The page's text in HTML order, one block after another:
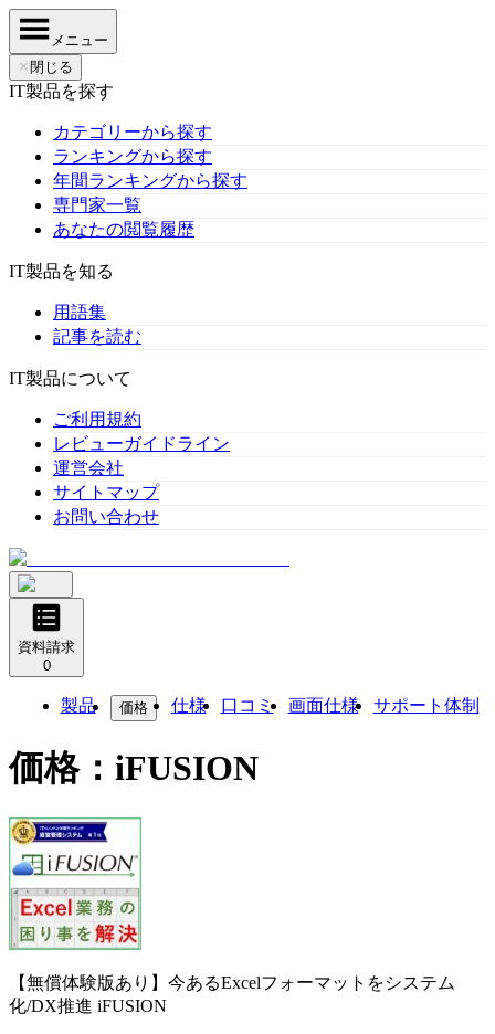
メニュー
✕ 閉じる
IT製品を探す
カテゴリーから探す
ランキングから探す
年間ランキングから探す
専門家一覧
あなたの閲覧履歴
IT製品を知る
用語集
記事を読む
IT製品について
ご利用規約
レビューガイドライン
運営会社
サイトマップ
お問い合わせ
資料請求
0
製品 価格 仕様 口コミ 画面仕様 サポート体制
価格： iFUSION
【無償体験版あり】今あるExcelフォーマットをシステム
化/DX推進 iFUSION